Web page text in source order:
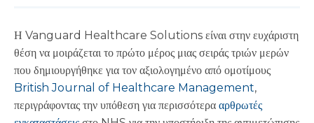
Η Vanguard Healthcare Solutions είναι στην ευχάριστη
θέση να μοιράζεται το πρώτο μέρος μιας σειράς τριών μερών
που δημιουργήθηκε για τον αξιολογημένο από ομοτίμους
British Journal of Healthcare Management,
περιγράφοντας την υπόθεση για περισσότερα αρθρωτές